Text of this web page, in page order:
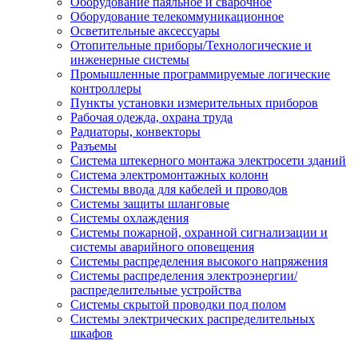
Оборудование телекоммуникационное
Осветительные аксессуары
Отопительные приборы/Технологические и
инженерные системы
Промышленные программируемые логические
контроллеры
Пункты установки измерительных приборов
Рабочая одежда, охрана труда
Радиаторы, конвекторы
Разъемы
Система штекерного монтажа электросети зданий
Система электромонтажных колонн
Системы ввода для кабелей и проводов
Системы защиты шланговые
Системы охлаждения
Системы пожарной, охранной сигнализации и
системы аварийного оповещения
Системы распределения высокого напряжения
Системы распределения электроэнергии/
распределительные устройства
Системы скрытой проводки под полом
Системы электрических распределительных
шкафов